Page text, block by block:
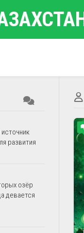
развития
озёр
девается